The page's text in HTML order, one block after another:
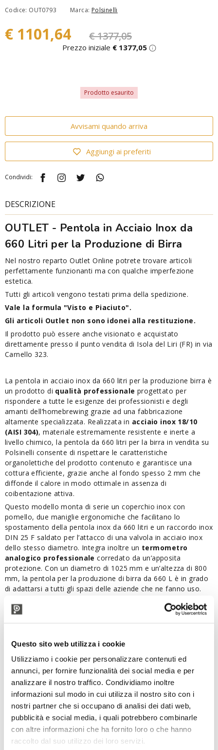
Questo sito web utilizza i cookie
Utilizziamo i cookie per personalizzare contenuti ed
annunci, per fornire funzionalità dei social media e per
analizzare il nostro traffico. Condividiamo inoltre
informazioni sul modo in cui utilizza il nostro sito con i
nostri partner che si occupano di analisi dei dati web,
pubblicità e social media, i quali potrebbero combinarle
con altre informazioni che ha fornito loro o che hanno
raccolto dal suo utilizzo dei loro servizi.
Codice: OUT0793 Marca: Polsinelli
€ 1101,64 € 1377,05
Prezzo iniziale € 1377,05
Prodotto esaurito
Avvisami quando arriva
Aggiungi ai preferiti
Condividi:
DESCRIZIONE
OUTLET - Pentola in Acciaio Inox da
660 Litri per la Produzione di Birra
Nel nostro reparto Outlet Online potrete trovare articoli
perfettamente funzionanti ma con qualche imperfezione
estetica.
Tutti gli articoli vengono testati prima della spedizione.
Vale la formula "Visto e Piaciuto".
Gli articoli Outlet non sono idonei alla restituzione.
Il prodotto può essere anche visionato e acquistato
direttamente presso il punto vendita di Isola del Liri (FR) in via
Carnello 323.
La pentola in acciaio inox da 660 litri per la produzione birra è
un prodotto di qualità professionale progettato per
rispondere a tutte le esigenze dei professionisti e degli
amanti dell’homebrewing grazie ad una fabbricazione
altamente specializzata. Realizzata in acciaio inox 18/10
(AISI 304), materiale estremamente resistente e inerte a
livello chimico, la pentola da 660 litri per la birra in vendita su
Polsinelli consente di rispettare le caratteristiche
organolettiche del prodotto contenuto e garantisce una
cottura efficiente, grazie anche al fondo spesso 2 mm che
diffonde il calore in modo ottimale in assenza di
coibentazione attiva.
Questo modello monta di serie un coperchio inox con
pomello, due maniglie ergonomiche che facilitano lo
spostamento della pentola inox da 660 litri e un raccordo inox
DIN 25 F saldato per l’attacco di una valvola in acciaio inox
dello stesso diametro. Integra inoltre un termometro
analogico professionale corredato da un’apposita
protezione. Con un diametro di 1025 mm e un’altezza di 800
mm, la pentola per la produzione di birra da 660 L è in grado
di adattarsi a tutti gli spazi delle aziende che ne fanno uso.
Caratteristiche Pentola Inox da 660 L per la Birra
Fabbricazione in acciaio inox 18/10 ( AISI 304)
Coperchio inox con pomello
Valvola inox a sfera DIN25 M c/g x DIN25 F
Raccordo inox DIN 25 F per attacco valvola
Raccordo portagomma DIN25 M X PG20
Ingresso sonda per termometro
Termometro analogico professionale
Protezione inox per termometro
Diametro interno: 1025 mm
Altezza: 800 mm
Spessore della parete: 1,5 mm
Spessore del fondo: 2 mm